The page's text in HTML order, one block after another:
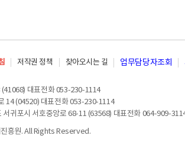
저작권 정책 찾아오시는 길 업무담당자조회
(41068) 대표전화 053-230-1114
14 (04520) 대표전화 053-230-1114
서귀포시 서호중앙로 68-11 (63568) 대표전화 064-909-
흥원. All Rights Reserved.